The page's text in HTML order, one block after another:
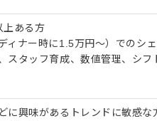
上ある方
ィナー時に1.5万円〜）でのシ
スタッフ育成、数値管理、シ
に興味があるトレンドに敏感な